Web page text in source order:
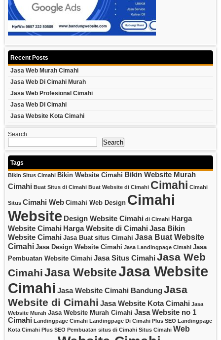
Recent Posts
Jasa Web Murah Cimahi
Jasa Web Di Cimahi Murah
Jasa Web Profesional Cimahi
Jasa Web Di Cimahi
Jasa Website Kota Cimahi
Search
Search
Tags
Bikin Situs Cimahi Bikin Website Cimahi Bikin Website Murah
Cimahi Buat Situs di Cimahi Buat Website di Cimahi Cimahi Cimahi
Situs Cimahi Web Cimahi Web Design Cimahi
Website Design Website Cimahi di Cimahi Harga
Website Cimahi Harga Website di Cimahi Jasa Bikin
Website Cimahi Jasa Buat situs Cimahi Jasa Buat Website
Cimahi Jasa Design Website Cimahi Jasa Landingpage Cimahi Jasa
Pembuatan Website Cimahi Jasa Situs Cimahi Jasa Web
CimahiJasa WebsiteJasa Website
Cimahi Jasa Website Cimahi BandungJasa
Website di Cimahi Jasa Website Kota Cimahi Jasa
Website Murah Jasa Website Murah Cimahi Jasa Website no 1
Cimahi Landingpage Cimahi Landingpage Di Cimahi Plus SEO Landingpage
Kota Cimahi Plus SEO Pembuatan situs di Cimahi Situs Cimahi Web